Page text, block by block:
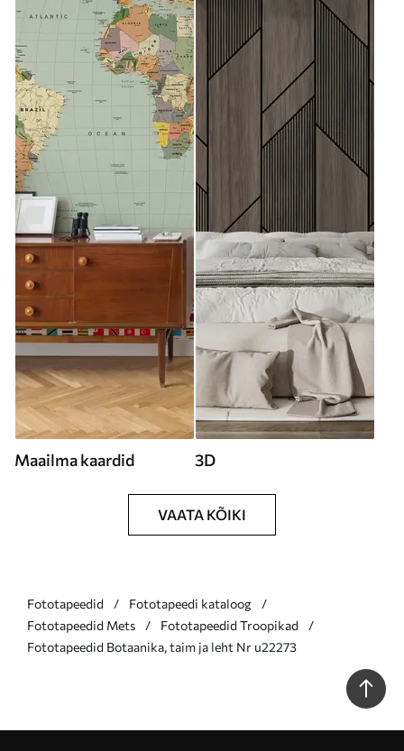
Maailma kaardid 3D
VAATA KÕIKI
Fototapeedid
Fototapeedi kataloog
Fototapeedid Mets
Fototapeedid Troopikad
Fototapeedid Botaanika, taim ja leht Nr u22273